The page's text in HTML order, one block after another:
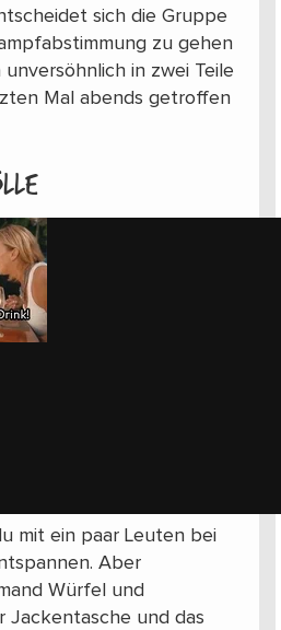
sich die Gruppe
zu gehen
in zwei Teile
Mal abends getroffen
mit ein paar Leuten bei
Aber
Würfel und
Jackentasche und das